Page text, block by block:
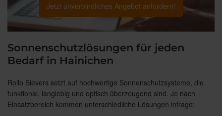
Jetzt unverbindliches Angebot anfordern!
Sonnenschutzlösungen für jeden
Bedarf in Hainichen
Rollo Sievers setzt auf hochwertige Sonnenschutzsysteme, die
funktional, langlebig und optisch überzeugend sind. Je nach
Einsatzbereich kommen unterschiedliche Lösungen infrage: